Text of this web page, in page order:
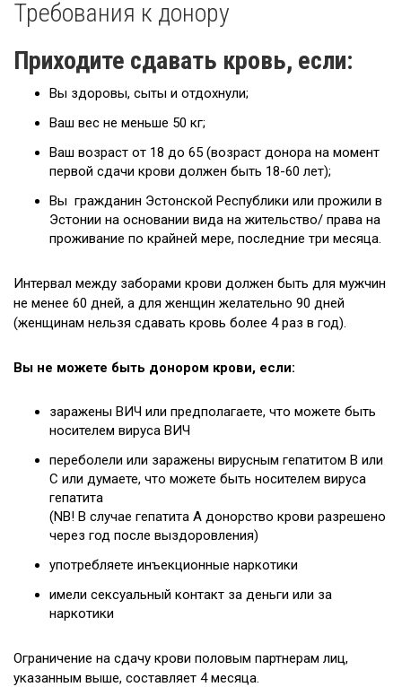
Требования к донору
Где можно сдать кровь?
График выездной бригады
Разрешение уйти с работы на время сдачи крови
Что ожидает донора в Центре крови
Ограничения для сдачи крови
Если во время сдачи крови возникает чувство потери
Аферез
Часто задаваемые вопросы
Форма обратной связи
Легенда о пеликане
История
Учебный материал
Требования к донору
Приходите сдавать кровь, если:
Вы здоровы, сыты и отдохнули;
Ваш вес не меньше 50 кг;
Ваш возраст от 18 до 65 (возраст донора на момент
первой сдачи крови должен быть 18-60 лет);
Вы гражданин Эстонской Pеспублики или прожили в
Эстонии на основании вида на жительство/ права на
проживание по крайней мере, последние три месяца.
Интервал между заборами крови должен быть для мужчин
не менее 60 дней, а для женщин желательно 90 дней
(женщинам нельзя сдавать кровь более 4 раз в год).
Вы не можете быть донором крови, если:
заражены ВИЧ или предполагаете, что можете быть
носителем вируса ВИЧ
переболели или заражены вирусным гепатитом В или
С или думаете, что можете быть носителем вируса
гепатита
(NB! В случае гепатита А донорство крови разрешено
через год после выздоровления)
употребляете инъекционные наркотики
имели сексуальный контакт за деньги или за
наркотики
Ограничение на сдачу крови половым партнерам лиц,
указанным выше, составляет 4 месяца.